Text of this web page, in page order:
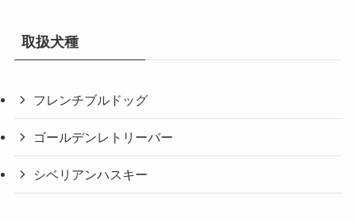
取扱犬種
フレンチブルドッグ
ゴールデンレトリーバー
シベリアンハスキー